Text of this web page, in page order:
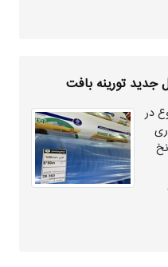
تورینه بافت
در